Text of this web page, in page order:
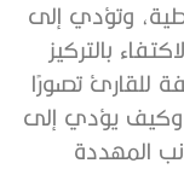
وتؤدي إلى
بالتركيز
للقارئ تصورًا
وكيف يؤدي إلى
المهددة